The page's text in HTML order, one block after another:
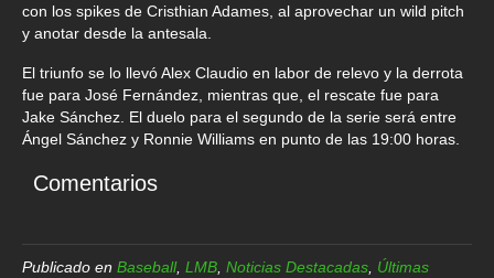
con los spikes de Cristhian Adames, al aprovechar un wild pitch
y anotar desde la antesala.
El triunfo se lo llevó Alex Claudio en labor de relevo y la derrota
fue para José Fernández, mientras que, el rescate fue para
Jake Sánchez. El duelo para el segundo de la serie será entre
Ángel Sánchez y Ronnie Williams en punto de las 19:00 horas.
Comentarios
Publicado en Baseball, LMB, Noticias Destacadas, Últimas